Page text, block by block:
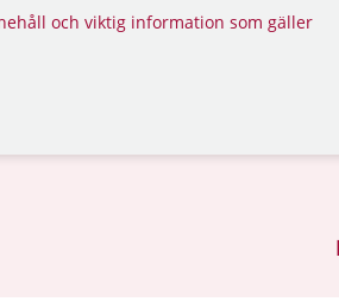
och viktig information som gäller